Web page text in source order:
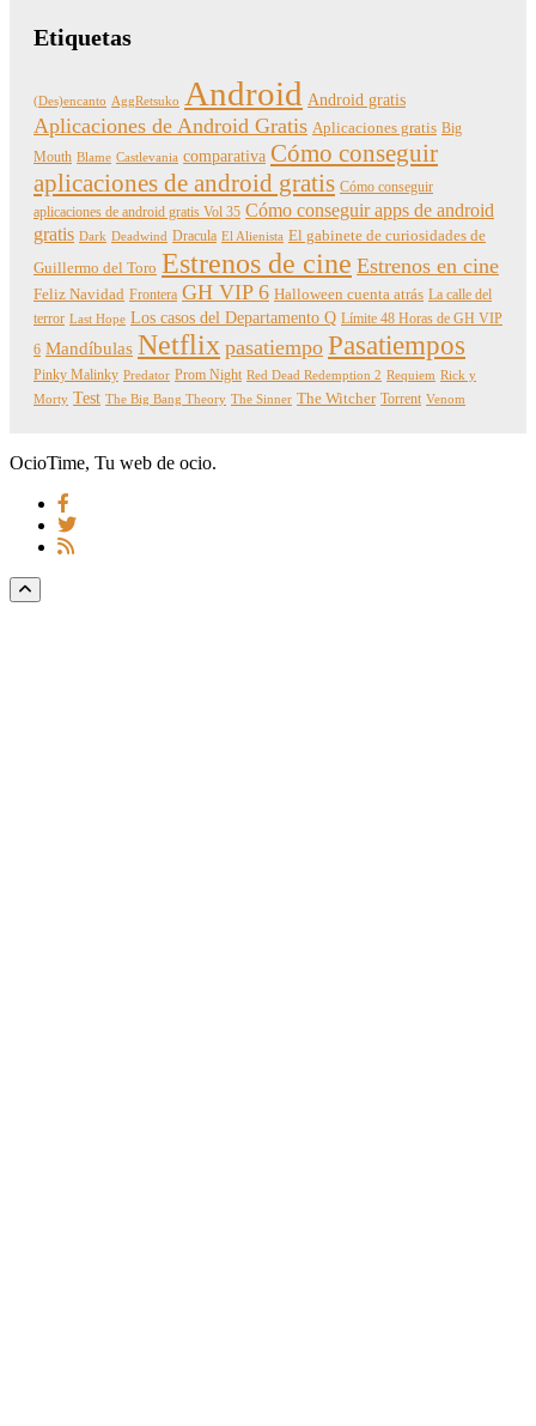
Etiquetas
(Des)encanto AggRetsuko Android Android gratis
Aplicaciones de Android Gratis Aplicaciones gratis Big
Mouth Blame Castlevania comparativa Cómo conseguir
aplicaciones de android gratis Cómo conseguir
aplicaciones de android gratis Vol 35 Cómo conseguir apps de android
gratis Dark Deadwind Dracula El Alienista El gabinete de curiosidades de
Guillermo del Toro Estrenos de cine Estrenos en cine
Feliz Navidad Frontera GH VIP 6 Halloween cuenta atrás La calle del
terror Last Hope Los casos del Departamento Q Límite 48 Horas de GH VIP
6 Mandíbulas Netflix pasatiempo Pasatiempos
Pinky Malinky Predator Prom Night Red Dead Redemption 2 Requiem Rick y
Morty Test The Big Bang Theory The Sinner The Witcher Torrent Venom
OcioTime, Tu web de ocio.